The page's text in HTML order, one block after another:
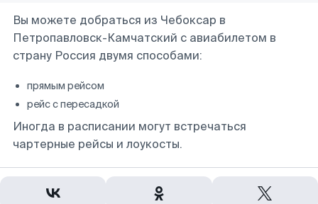
Вы можете добраться из Чебоксар в
Петропавловск-Камчатский с авиабилетом в
страну Россия двумя способами:
прямым рейсом
рейс с пересадкой
Иногда в расписании могут встречаться
чартерные рейсы и лоукосты.